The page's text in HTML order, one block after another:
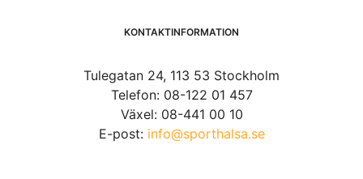
KONTAKTINFORMATION
Tulegatan 24, 113 53 Stockholm
Telefon: 08-122 01 457
Växel: 08-441 00 10
E-post: info@sporthalsa.se